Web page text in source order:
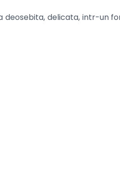
delicata, intr-un